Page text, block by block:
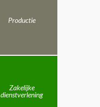
Productie
Zakelijke
dienstverlening